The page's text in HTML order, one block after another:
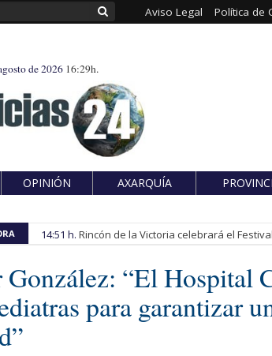
Aviso Legal Política de
de 2026 16:29h.
OPINIÓN AXARQUÍA
14:51 h. Rincón de la Victoria celebrará el
“El Hospital
para garantizar